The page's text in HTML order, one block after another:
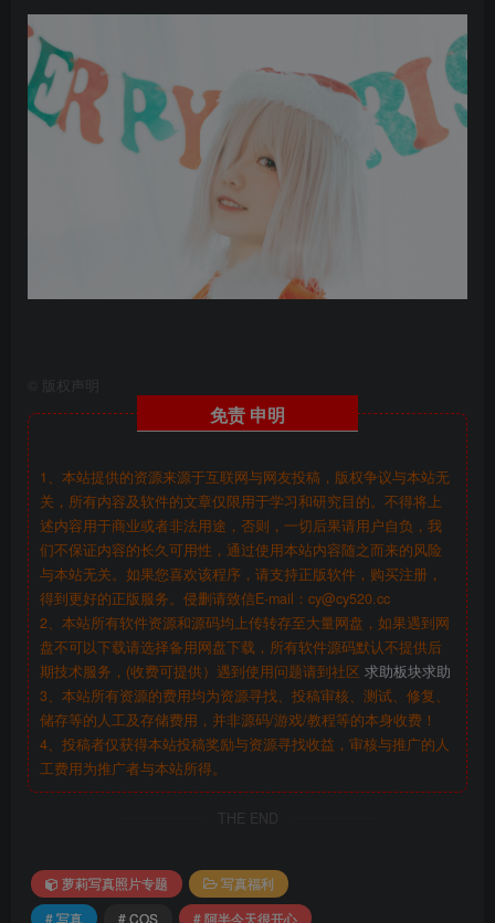
版权声明
免责 申明
1、本站提供的资源来源于互联网与网友投稿，版权争议与本站无
关，所有内容及软件的文章仅限用于学习和研究目的。不得将上
述内容用于商业或者非法用途，否则，一切后果请用户自负，我
们不保证内容的长久可用性，通过使用本站内容随之而来的风险
与本站无关。如果您喜欢该程序，请支持正版软件，购买注册，
得到更好的正版服务。侵删请致信E-mail：cy@cy520.cc
2、本站所有软件资源和源码均上传转存至大量网盘，如果遇到网
盘不可以下载请选择备用网盘下载，所有软件源码默认不提供后
期技术服务，(收费可提供）遇到使用问题请到社区 求助板块求助
3、本站所有资源的费用均为资源寻找、投稿审核、测试、修复、
储存等的人工及存储费用，并非源码/游戏/教程等的本身收费！
4、投稿者仅获得本站投稿奖励与资源寻找收益，审核与推广的人
工费用为推广者与本站所得。
THE END
萝莉写真照片专题
写真福利
# 写真
# COS # 阿半今天很开心